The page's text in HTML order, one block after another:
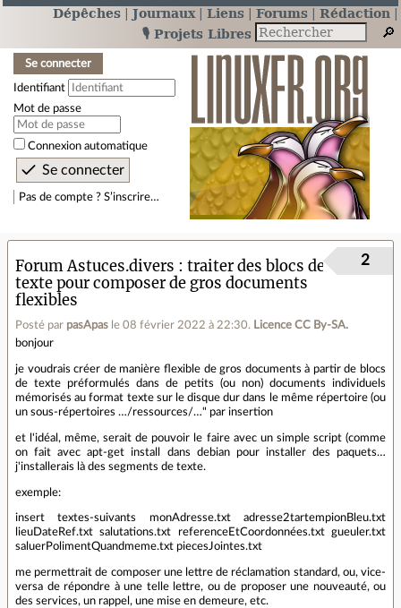
Dépêches Journaux Liens Forums
Rédaction
🎙️ Projets Libres
Se connecter
Identifiant
Mot de passe
Connexion automatique
Pas de compte ? S’inscrire…
Forum Astuces.divers
traiter des blocs de
texte pour composer de gros documents
flexibles
Posté par pasApas le 08 février 2022 à 22:30. Licence CC By‑SA.
2
bonjour
je voudrais créer de manière flexible de gros documents à partir de blocs
de texte préformulés dans de petits (ou non) documents individuels
mémorisés au format texte sur le disque dur dans le même répertoire (ou
un sous-répertoires …/ressources/…" par insertion
et l'idéal, même, serait de pouvoir le faire avec un simple script (comme
on fait avec apt-get install dans debian pour installer des paquets…
j'installerais là des segments de texte.
exemple:
insert textes-suivants monAdresse.txt adresse2tartempionBleu.txt
lieuDateRef.txt salutations.txt referenceEtCoordonnées.txt gueuler.txt
saluerPolimentQuandmeme.txt piecesJointes.txt
me permettrait de composer une lettre de réclamation standard, ou, vice-
versa de répondre à une telle lettre, ou de proposer une nouveauté, ou
des services, un rappel, une mise en demeure, etc.